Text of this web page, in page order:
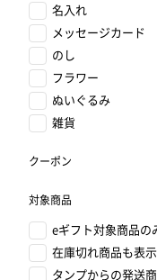
名入れ
メッセージカード
のし
フラワー
ぬいぐるみ
雑貨
クーポン
対象商品
eギフト対象商品の
在庫切れ商品も表示
タンプからの発送